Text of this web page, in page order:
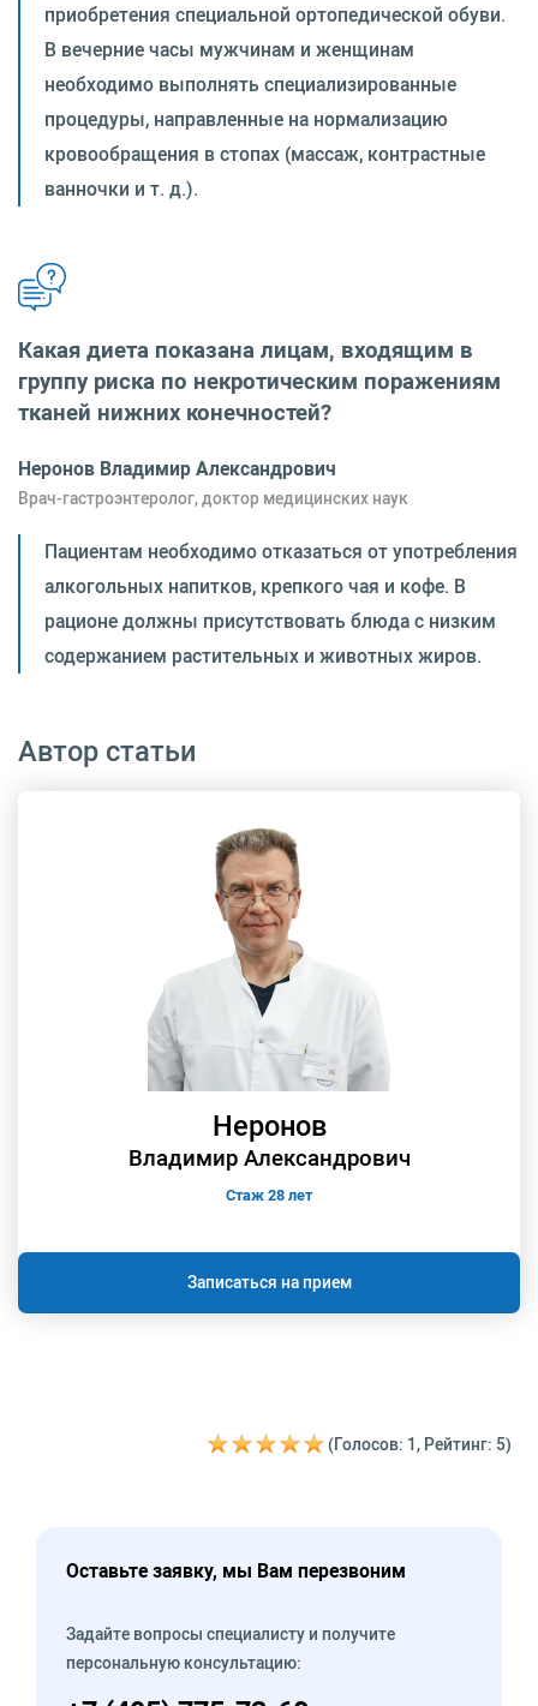
приобретения специальной ортопедической обуви.
В вечерние часы мужчинам и женщинам
необходимо выполнять специализированные
процедуры, направленные на нормализацию
кровообращения в стопах (массаж, контрастные
ванночки и т. д.).
Какая диета показана лицам, входящим в
группу риска по некротическим поражениям
тканей нижних конечностей?
Неронов Владимир Александрович
Врач-гастроэнтеролог, доктор медицинских наук
Пациентам необходимо отказаться от употребления
алкогольных напитков, крепкого чая и кофе. В
рационе должны присутствовать блюда с низким
содержанием растительных и животных жиров.
Автор статьи
Неронов
Владимир Александрович
Стаж 28 лет
Записаться на прием
(Голосов: 1, Рейтинг: 5)
Оставьте заявку, мы Вам перезвоним
Задайте вопросы специалисту и получите
персональную консультацию: